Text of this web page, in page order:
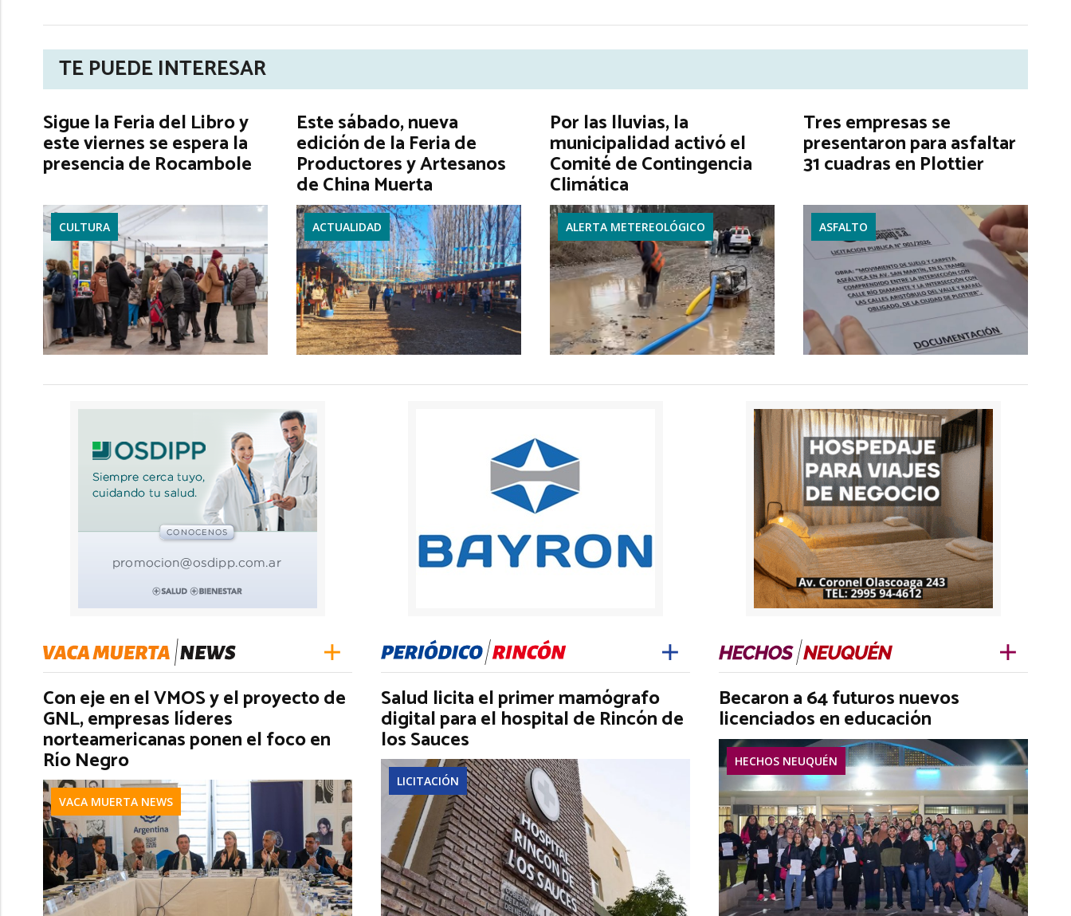
TE PUEDE INTERESAR
Sigue la Feria del Libro y
este viernes se espera la
presencia de Rocambole
CULTURA
Este sábado, nueva
edición de la Feria de
Productores y Artesanos
de China Muerta
ACTUALIDAD
Por las lluvias, la
municipalidad activó el
Comité de Contingencia
Climática
ALERTA METEREOLÓGICO
Tres empresas se
presentaron para asfaltar
31 cuadras en Plottier
ASFALTO
Con eje en el VMOS y el proyecto de
GNL, empresas líderes
norteamericanas ponen el foco en
Río Negro
VACA MUERTA NEWS
Salud licita el primer mamógrafo
digital para el hospital de Rincón de
los Sauces
LICITACIÓN
Becaron a 64 futuros nuevos
licenciados en educación
HECHOS NEUQUÉN